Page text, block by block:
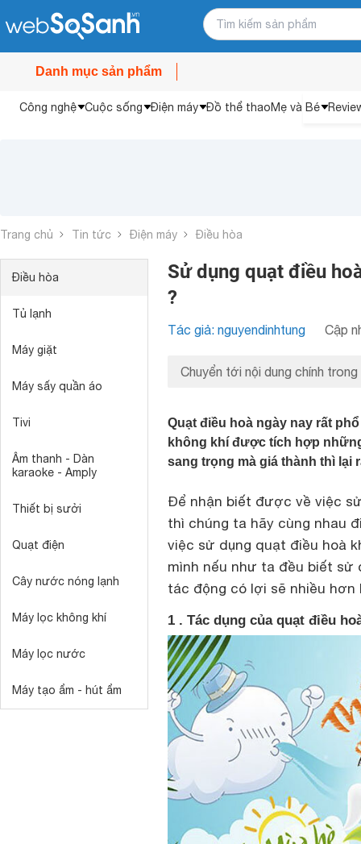
Danh mục sản phẩm
Công nghệ Cuộc sống Điện máy Đồ thể thaoMẹ và Bé
Trang chủ Tin tức Điện máy Điều hòa
Điều hòa
Tủ lạnh
Máy giặt
Máy sấy quần áo
Tivi
Âm thanh - Dàn
karaoke - Amply
Thiết bị sưởi
Quạt điện
Cây nước nóng lạnh
Máy lọc không khí
Máy lọc nước
Máy tạo ẩm - hút ẩm
Sử dụng quạt điều
?
Tác giả: nguyendinhtung Cập
Chuyển tới nội dung chính trong
Quạt điều hoà ngày nay rất
không khí được tích hợp
sang trọng mà giá thành thì
Để nhận biết được về việc
thì chúng ta hãy cùng nhau
việc sử dụng quạt điều hoà
mình nếu như ta đều biết sử
tác động có lợi sẽ nhiều hơn
1 . Tác dụng của quạt điều